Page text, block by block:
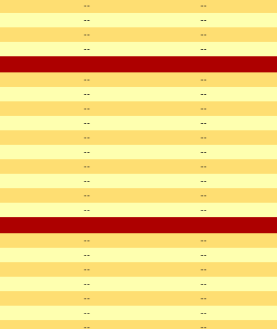
-- --
-- --
-- --
-- --
-- --
-- --
-- --
-- --
-- --
-- --
-- --
-- --
-- --
-- --
-- --
-- --
-- --
-- --
-- --
-- --